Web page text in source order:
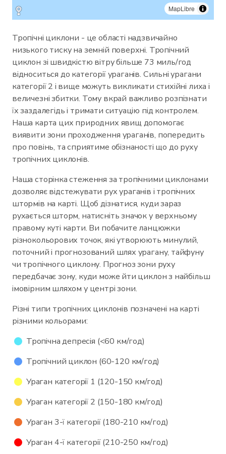
MapLibre
Тропічні циклони - це області надзвичайно
низького тиску на земній поверхні. Тропічний
циклон зі швидкістю вітру більше 73 миль/год
відноситься до категорії ураганів. Сильні урагани
категорії 2 і вище можуть викликати стихійні лиха і
величезні збитки. Тому вкрай важливо розпізнати
їх заздалегідь і тримати ситуацію під контролем.
Наша карта цих природних явищ допомогає
виявити зони проходження ураганів, попередить
про повінь, та сприятиме обізнаності що до руху
тропічних циклонів.
Наша сторінка стеження за тропічними циклонами
дозволяє відстежувати рух ураганів і тропічних
штормів на карті. Щоб дізнатися, куди зараз
рухається шторм, натисніть значок у верхньому
правому куті карти. Ви побачите ланцюжки
різнокольорових точок, які утворюють минулий,
поточний і прогнозований шлях урагану, тайфуну
чи тропічного циклону. Прогноз зони руху
передбачає зону, куди може йти циклон з найбільш
імовірним шляхом у центрі зони.
Різні типи тропічних циклонів позначені на карті
різними кольорами:
Тропічна депресія (<60 км/год)
Тропічний циклон (60-120 км/год)
Ураган категорії 1 (120-150 км/год)
Ураган категорії 2 (150-180 км/год)
Ураган 3-ї категорії (180-210 км/год)
Ураган 4-ї категорії (210-250 км/год)